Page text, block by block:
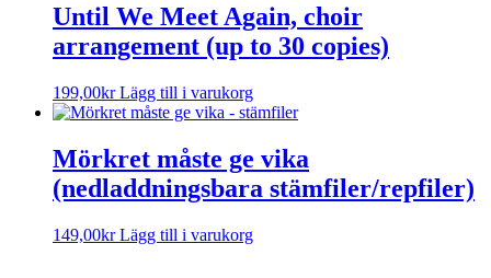
Until We Meet Again, choir
arrangement (up to 30 copies)
199,00kr Lägg till i varukorg
Mörkret måste ge vika
(nedladdningsbara stämfiler/repfiler)
149,00kr Lägg till i varukorg